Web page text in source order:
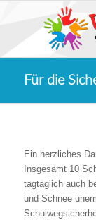
Für die
Ein herzliches
Insgesamt 10
tagtäglich auch
und Schnee